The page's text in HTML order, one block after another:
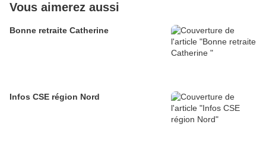
Vous aimerez aussi
Bonne retraite Catherine
Infos CSE région Nord